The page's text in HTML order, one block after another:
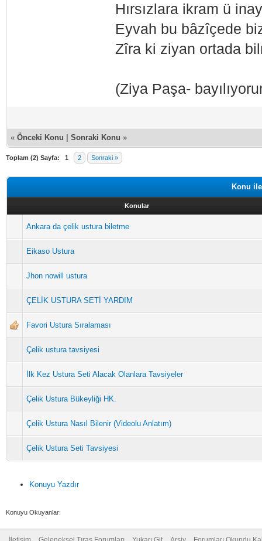
Hırsızlara ikram ü
Eyvah bu bâzîçede
Zîra ki ziyan ortada
(Ziya Paşa-
« Önceki Konu Sonraki Konu »
Toplam (2) Sayfa: 1 2 Sonraki »
Konu
Konular
Ankara da çelik ustura biletme
Eikaso Ustura
Jhon nowill ustura
ÇELİK USTURA SETİ YARDIM
Favori Ustura Sıralaması
Çelik ustura tavsiyesi
İlk Kez Ustura Seti Alacak Olanlara Tavsiyeler
Çelik Ustura Bükeyliği HK.
Çelik Ustura Nasıl Bilenir (Videolu Anlatım)
Çelik Ustura Seti Tavsiyesi
Konuyu Yazdır
Konuyu Okuyanlar: